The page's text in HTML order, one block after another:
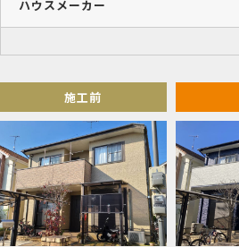
ハウスメーカー
施工前